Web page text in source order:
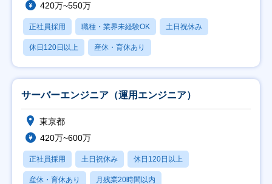
420万~550万
正社員採用 職種・業界未経験OK 土日祝休み
休日120日以上 産休・育休あり
サーバーエンジニア（運用エンジニア）
東京都
420万~600万
正社員採用 土日祝休み 休日120日以上
産休・育休あり 月残業20時間以内